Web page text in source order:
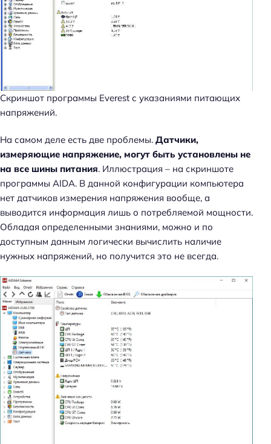
Скриншот программы Everest с указаниями питающих
напряжений.
На самом деле есть две проблемы. Датчики,
измеряющие напряжение, могут быть установлены не
на все шины питания. Иллюстрация – на скриншоте
программы AIDA. В данной конфигурации компьютера
нет датчиков измерения напряжения вообще, а
выводится информация лишь о потребляемой мощности.
Обладая определенными знаниями, можно и по
доступным данным логически вычислить наличие
нужных напряжений, но получится это не всегда.